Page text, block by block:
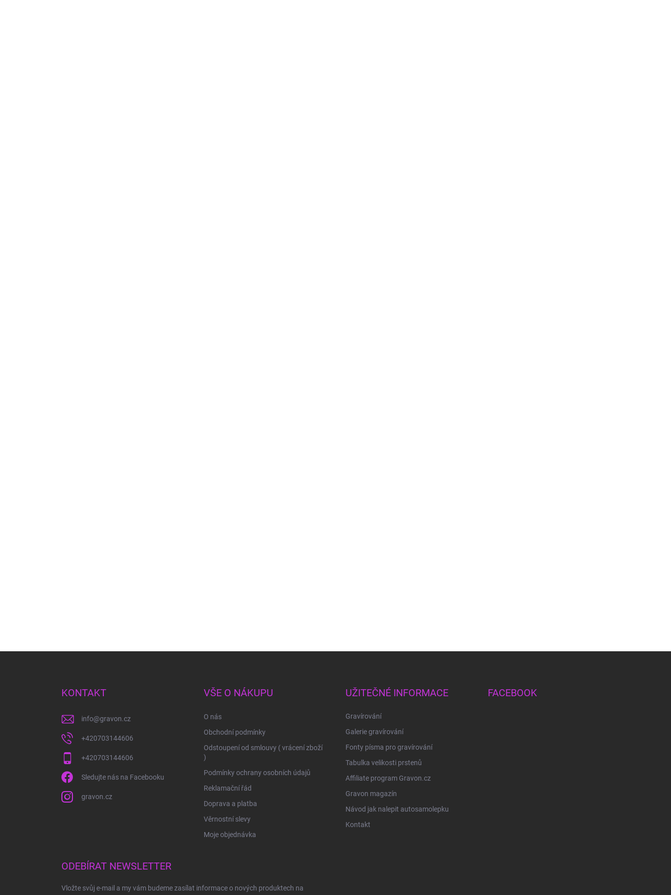
KONTAKT
info@gravon.cz
+420703144606
+420703144606
Sledujte nás na Facebooku
gravon.cz
VŠE O NÁKUPU
O nás
Obchodní podmínky
Odstoupení od smlouvy ( vrácení zboží
)
Podmínky ochrany osobních údajů
Reklamační řád
Doprava a platba
Věrnostní slevy
Moje objednávka
UŽITEČNÉ INFORMACE
Gravírování
Galerie gravírování
Fonty písma pro gravírování
Tabulka velikosti prstenů
Affiliate program Gravon.cz
Gravon magazín
Návod jak nalepit autosamolepku
Kontakt
FACEBOOK
ODEBÍRAT NEWSLETTER
Vložte svůj e-mail a my vám budeme zasílat informace o nových produktech na